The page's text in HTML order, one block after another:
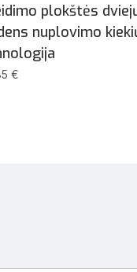
plokštės
nuplovimo
€